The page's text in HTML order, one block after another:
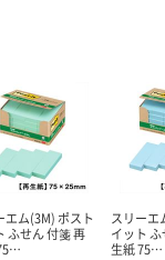
エム(3M) ポスト
ふせん 付箋 再
スリーエ
イット
生紙 75…